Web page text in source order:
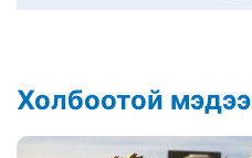
Холбоотой мэдээ